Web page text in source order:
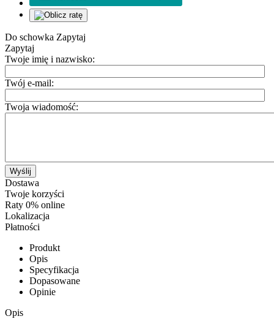
Do schowka Zapytaj
Zapytaj
Twoje imię i nazwisko:
Twój e-mail:
Twoja wiadomość:
Wyślij
Dostawa
Twoje korzyści
Raty 0% online
Lokalizacja
Płatności
Produkt
Opis
Specyfikacja
Dopasowane
Opinie
Opis